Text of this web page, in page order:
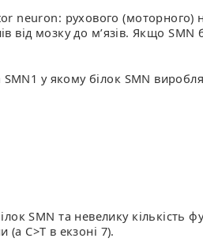
neuron: рухового
від мозку до м’язів. Якщо SMN
у якому білок SMN
SMN та невелику кількість
(a C>T в екзоні 7).